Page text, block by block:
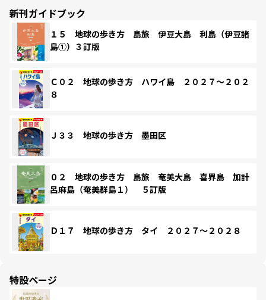
新刊ガイドブック
１５ 地球の歩き方 島旅 伊豆大島 利島（伊豆諸
島①）３訂版
Ｃ０２ 地球の歩き方 ハワイ島 ２０２７～２０２
８
Ｊ３３ 地球の歩き方 墨田区
０２ 地球の歩き方 島旅 奄美大島 喜界島 加計
呂麻島（奄美群島１） ５訂版
Ｄ１７ 地球の歩き方 タイ ２０２７～２０２８
特設ページ